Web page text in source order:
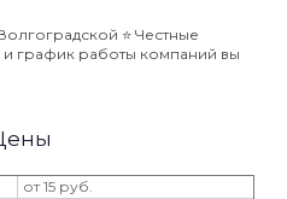
⭐️ Честные
график работы компаний вы
от 15 руб.